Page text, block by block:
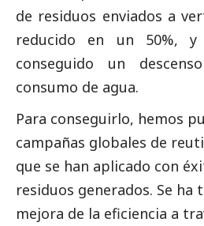
de residuos enviados a
reducido en un 50%,
conseguido un
consumo de agua.
Para conseguirlo, hemos
campañas globales de
que se han aplicado con
residuos generados. Se ha
mejora de la eficiencia a